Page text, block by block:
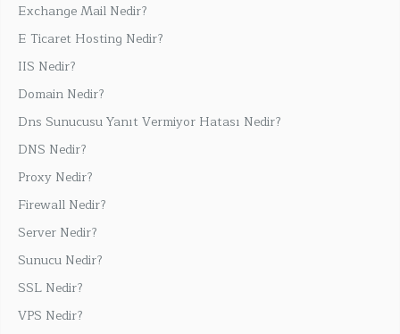
Exchange Mail Nedir?
E Ticaret Hosting Nedir?
IIS Nedir?
Domain Nedir?
Dns Sunucusu Yanıt Vermiyor Hatası Nedir?
DNS Nedir?
Proxy Nedir?
Firewall Nedir?
Server Nedir?
Sunucu Nedir?
SSL Nedir?
VPS Nedir?